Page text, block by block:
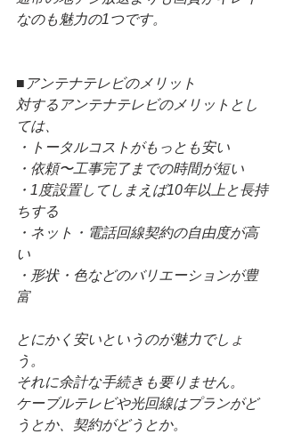
なのも魅力の1つです。
■アンテナテレビのメリット
対するアンテナテレビのメリットとし
ては、
・トータルコストがもっとも安い
・依頼〜工事完了までの時間が短い
・1度設置してしまえば10年以上と長持
ちする
・ネット・電話回線契約の自由度が高
い
・形状・色などのバリエーションが豊
富
とにかく安いというのが魅力でしょ
う。
それに余計な手続きも要りません。
ケーブルテレビや光回線はプランがど
うとか、契約がどうとか。